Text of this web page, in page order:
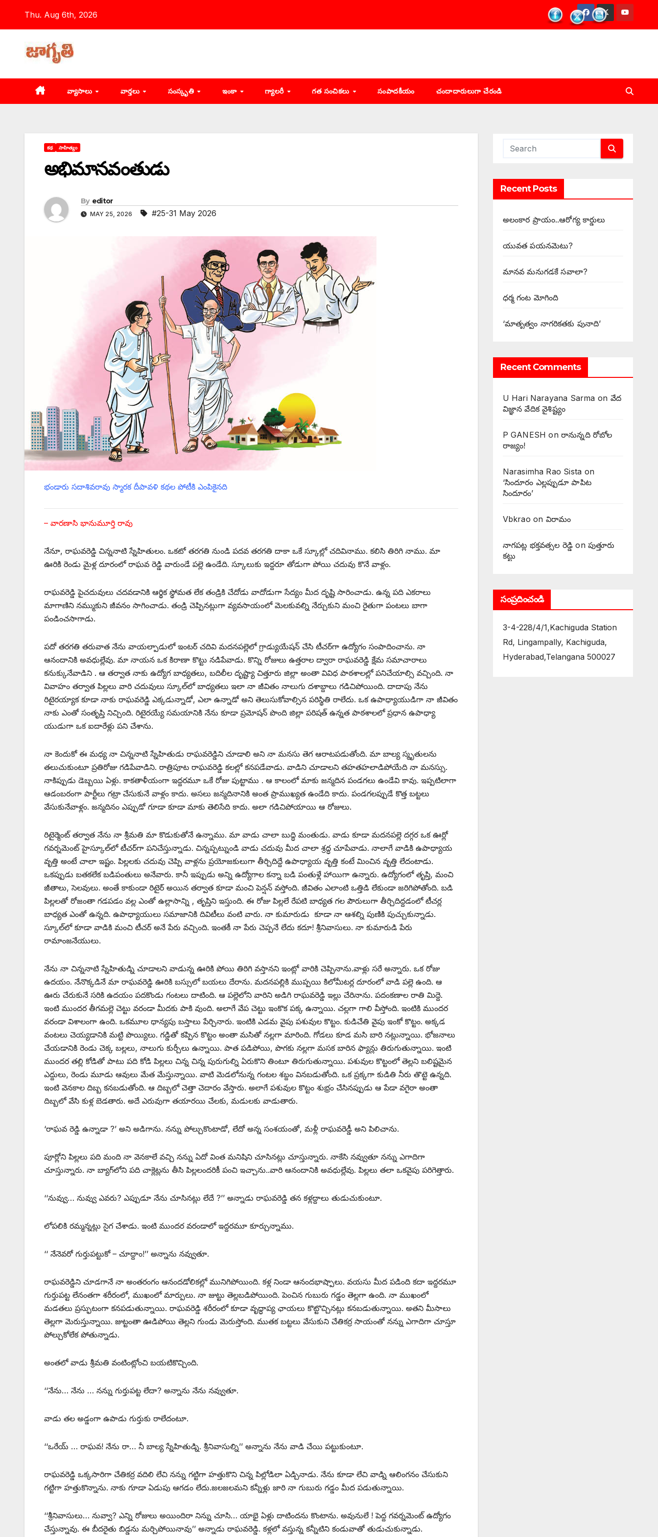
Thu. Aug 6th, 2026
వ్యాసాలు వార్తలు సంస్కృతి ఇంకా గ్యాలరీ గత సంచికలు సంపాదకీయం చందాదారులుగా చేరండి
కథ సాహిత్యం
అభిమానవంతుడు
By editor
MAY 25, 2026 #25-31 May 2026
భండారు సదాశివరావు స్మారక దీపావళి కథల పోటీకి ఎంపికైనది
– ‌వారణాసి భానుమూర్తి రావు
నేనూ, రాఘవరెడ్డి చిన్ననాటి స్నేహితులం. ఒకటో తరగతి నుండి పదవ తరగతి దాకా ఒకే స్కూల్లో చదివినాము. కలిసి తిరిగి నాము. మా
ఊరికి రెండు మైళ్ల దూరంలో రాఘవ రెడ్డి వారుండే పల్లె ఉండేది. స్కూలుకు ఇద్దరూ తోడుగా పోయి చదువు కొనే వాళ్లం.
రాఘవరెడ్డి పైచదువులు చదవడానికి ఆర్థిక స్థోమత లేక తండ్రికి చేదోడు వాదోడుగా సేద్యం మీద దృష్టి సారించాడు. ఉన్న పది ఎకరాలు
మాగాణిని నమ్ముకుని జీవనం సాగించాడు. తండ్రి చెప్పినట్లుగా వ్యవసాయంలో మెలకువల్ని నేర్చుకుని మంచి రైతుగా పంటలు బాగా
పండించసాగాడు.
పదో తరగతి తరువాత నేను వాయల్పాడులో ఇంటర్‌ ‌చదివి మదనపల్లెలో గ్రాడ్యుయేషన్‌ ‌చేసి టీచర్‌గా ఉద్యోగం సంపాదించాను. నా
ఆనందానికి అవధుల్లేవు. మా నాయన ఒక కిరాణా కొట్టు నడిపేవాడు. కొన్ని రోజులు ఉత్తరాల ద్వారా రాఘవరెడ్డి క్షేమ సమాచారాలు
కనుక్కునేవాడిని . ఆ తర్వాత నాకు ఉద్యోగ బాధ్యతలు, బదిలీల దృష్ట్యా చిత్తూరు జిల్లా అంతా వివిధ పాఠశాలల్లో పనిచేయాల్సి వచ్చింది. నా
వివాహం తర్వాత పిల్లలు వారి చదువులు స్కూల్‌లో బాధ్యతలు ఇలా నా జీవితం నాలుగు దశాబ్దాలు గడిచిపోయింది. దాదాపు నేను
రిటైరయ్యాక కూడా నాకు రాఘవరెడ్డి ఎక్కడున్నాడో, ఎలా ఉన్నాడో అని తెలుసుకోవాల్సిన పరిస్థితి రాలేదు. ఒక ఉపాధ్యాయుడిగా నా జీవితం
నాకు ఎంతో సంతృప్తి నిచ్చింది. రిటైరయ్యే సమయానికి నేను కూడా ప్రమోషన్‌ ‌పొంది జిల్లా పరిషత్‌ ఉన్నత పాఠశాలలో ప్రధాన ఉపాధ్యా
యుడుగా ఒక ఐదారేళ్లు పని చేశాను.
నా కెందుకో ఈ మధ్య నా చిన్ననాటి స్నేహితుడు రాఘవరెడ్డిని చూడాలి అని నా మనసు తెగ ఆరాటపడుతోంది. మా బాల్య స్మృతులను
తలుచుకుంటూ ప్రతిరోజు గడిపేవాడిని. రాత్రిపూట రాఘవరెడ్డి కలల్లో కనపడేవాడు. వాడిని చూడాలని తహతహలాడిపోయేది నా మనస్సు.
నాకిప్పుడు డెబ్బయి ఏళ్లు. కాకతాళీయంగా ఇద్దరమూ ఒకే రోజు పుట్టాము . ఆ కాలంలో మాకు జన్మదిన పండగలు ఉండేవి కావు. ఇప్పటిలాగా
ఆడంబరంగా పార్టీలు గట్రా చేసుకునే వాళ్లం కాదు. అసలు జన్మదినానికి అంత ప్రాముఖ్యత ఉండేది కాదు. పండగలప్పుడే కొత్త బట్టలు
వేసుకునేవాళ్లం. జన్మదినం ఎప్పుడో గూడా కూడా మాకు తెలిసేది కాదు. అలా గడిచిపోయాయి ఆ రోజులు.
రిటైర్మెంట్‌ ‌తర్వాత నేను నా శ్రీమతి మా కొడుకుతోనే ఉన్నాము. మా వాడు చాలా బుద్ధి మంతుడు. వాడు కూడా మదనపల్లె దగ్గర ఒక ఊర్లో
గవర్నమెంట్‌ ‌హైస్కూల్‌లో టీచర్‌గా పనిచేస్తున్నాడు. చిన్నప్పట్నుండి వాడు చదువు మీద చాలా శ్రద్ధ చూపేవాడు. నాలాగే వాడికి ఉపాధ్యాయ
వృత్తి అంటే చాలా ఇష్టం. పిల్లలకు చదువు చెప్పి వాళ్లను ప్రయోజకులుగా తీర్చిదిద్దే ఉపాధ్యాయ వృత్తి కంటే మించిన వృత్తి లేదంటాడు.
ఒకప్పుడు బతకలేక బడిపంతులు అనేవారు. కానీ ఇప్పుడు అన్ని ఉద్యోగాల కన్నా బడి పంతుళ్లే హాయిగా ఉన్నారు. ఉద్యోగంలో తృప్తి, మంచి
జీతాలు, సెలవులు. అంతే కాకుండా రిటైర్‌ అయిన తర్వాత కూడా మంచి పెన్షన్‌ ‌వస్తోంది. జీవితం ఎలాంటి ఒత్తిడి లేకుండా జరిగిపోతోంది. బడి
పిల్లలతో రోజంతా గడపడం వల్ల ఎంతో ఉల్లాసాన్ని , తృప్తిని ఇస్తుంది. ఈ రోజు పిల్లలే రేపటి బాధ్యత గల పౌరులుగా తీర్చిదిద్దడంలో టీచర్ల
బాధ్యత ఎంతో ఉన్నది. ఉపాధ్యాయులు సమాజానికి దివిటీలు వంటి వారు. నా కుమారుడు కూడా నా ఆశల్ని పుణికి పుచ్చుకున్నాడు.
స్కూల్‌లో కూడా వాడికి మంచి టీచర్‌ అనే పేరు వచ్చింది. ఇంతకీ నా పేరు చెప్పనే లేదు కదూ! శ్రీనివాసులు. నా కుమారుడి పేరు
రామాంజనేయులు.
నేను నా చిన్ననాటి స్నేహితుడ్ని చూడాలని వాడున్న ఊరికి పోయి తిరిగి వస్తానని ఇంట్లో వారికి చెప్పినాను.వాళ్లు సరే అన్నారు. ఒక రోజు
ఉదయం. నేనొక్కడినే మా రాఘవరెడ్డి ఊరికి బస్సులో బయలు దేరాను. మదనపల్లికి ముప్పయి కిలోమీటర్ల దూరంలో వాడి పల్లె ఉంది. ఆ
ఊరు చేరుకునే సరికి ఉదయం పదకొండు గంటలు దాటింది. ఆ పల్లెలోని వారిని అడిగి రాఘవరెడ్డి ఇల్లు చేరినాను. పదంకణాల రాతి మిద్దె.
ఇంటి ముందర తీగమల్లె చెట్టు వరండా మీదకు పాకి వుంది. అలాగే వేప చెట్టు ఇంకొక పక్క ఉన్నాయి. చల్లగా గాలి వీస్తోంది. ఇంటికి ముందర
వరండా విశాలంగా ఉంది. ఒకమూల ధాన్యపు బస్తాలు పేర్చినారు. ఇంటికి ఎడమ వైపు పశువుల కొట్టం. కుడిచేతి వైపు ఇంకో కొట్టం. అక్కడ
వంటలు చెయ్యడానికి మట్టి పొయ్యిలు. గడ్డితో కప్పిన కొట్టం అంతా మసితో నల్లగా మారింది. గోడలు కూడ మసి బారి నట్లున్నాయి. భోజనాలు
చేయడానికి రెండు చెక్క బల్లలు, నాలుగు కుర్చీలు ఉన్నాయి. పాత పడిపోయి, పొగకు నల్లగా మసక బారిన ఫ్యాన్లు తిరుగుతున్నాయి. ఇంటి
ముందర తల్లి కోడితో పాటు పది కోడి పిల్లలు చిన్న చిన్న పురుగుల్ని ఏరుకొని తింటూ తిరుగుతున్నాయి. పశువుల కొట్టంలో తెల్లని బలిష్టమైన
ఎద్దులు, రెండు మూడు ఆవులు మేత మేస్తున్నాయి. వాటి మెడలోనున్న గంటల శబ్దం వినబడుతోంది. ఒక ప్రక్కగా కుడితి నీరు తొట్టె ఉన్నది.
ఇంటి వెనకాల దిబ్బ కనబడుతోంది. ఆ దిబ్బలో చెత్తా చెదారం వేస్తారు. అలాగే పశువుల కొట్టం శుభ్రం చేసినప్పుడు ఆ పేడా వగైరా అంతా
దిబ్బలో వేసి కుళ్ల బెడతారు. అదే ఎరువుగా తయారయి చేలకు, మడులకు వాడుతారు.
‘రాఘవ రెడ్డి ఉన్నాడా ?’ అని అడిగాను. నన్ను పోల్చుకొంటాడో, లేదో అన్న సంశయంతో, మళ్లీ రాఘవరెడ్డీ అని పిలిచాను.
పూర్లోని పిల్లలు పది మంది నా వెనకాలే వచ్చి నన్ను ఏదో వింత మనిషిని చూసినట్లు చూస్తున్నారు. నాకేసి నవ్వుతూ నన్ను ఎగాదిగా
చూస్తున్నారు. నా బ్యాగ్‌లోని పది చాక్లెట్లను తీసి పిల్లలందరికీ పంచి ఇచ్చాను..వారి ఆనందానికి అవధుల్లేవు. పిల్లలు తలా ఒకవైపు పరిగెత్తారు.
‘‘నువ్వు… నువ్వు ఎవరు? ఎప్పుడూ నేను చూసినట్లు లేదే ?’’ అన్నాడు రాఘవరెడ్డి తన కళ్లద్దాలు తుడుచుకుంటూ.
లోపలికి రమ్మన్నట్లు సైగ చేశాడు. ఇంటి ముందర వరండాలో ఇద్దరమూ కూర్చున్నాము.
‘‘ నేనెవరో గుర్తుపట్టుకో – చూద్దాం!’’ అన్నాను నవ్వుతూ.
రాఘవరెడ్డిని చూడగానే నా అంతరంగం ఆనందడోలికల్లో మునిగిపోయింది. కళ్ల నిండా ఆనందభాష్పాలు. వయసు మీద పడింది కదా ఇద్దరమూ
గుర్తుపట్ట లేనంతగా శరీరంలో, ముఖంలో మార్పులు. నా జుట్టు తెల్లబడిపోయింది. పెంచిన గుబురు గడ్డం తెల్లగా ఉంది. నా ముఖంలో
మడతలు ప్రస్ఫుటంగా కనపడుతున్నాయి. రాఘవరెడ్డి శరీరంలో కూడా వృద్ధాప్య ఛాయలు కొట్టొచ్చినట్లు కనబడుతున్నాయి. అతని మీసాలు
తెల్లగా మెరుస్తున్నాయి. జుట్టంతా ఊడిపోయి తెల్లని గుండు మెరుస్తోంది. ముతక బట్టలు వేసుకుని చేతికర్ర సాయంతో నన్ను ఎగాదిగా చూస్తూ
పోల్చుకోలేక పోతున్నాడు.
అంతలో వాడు శ్రీమతి వంటింట్లోంచి బయటికొచ్చింది.
‘‘నేను… నేను … నన్ను గుర్తుపట్ట లేదా? అన్నాను నేను నవ్వుతూ.
వాడు తల అడ్డంగా ఉపాడు గుర్తుకు రాలేదంటూ.
‘‘ఒరేయ్‌ … ‌రాఘవ! నేను రా… నీ బాల్య స్నేహితుడ్ని. శ్రీనివాసుల్ని’’ అన్నాను నేను వాడి చేయి పట్టుకుంటూ.
రాఘవరెడ్డి ఒక్కసారిగా చేతికర్ర వదిలి లేచి నన్ను గట్టిగా హత్తుకొని చిన్న పిల్లోడిలా ఏడ్చినాడు. నేను కూడా లేచి వాడ్ని ఆలింగనం చేసుకుని
గట్టిగా హత్తుకొన్నాను. నాకు గూడా ఏడుపు ఆగడం లేదు.జలజలమని కన్నీళ్లు జారి నా గుబురు గడ్డం మీద పడుతున్నాయి.
‘‘శ్రీనివాసులు… నువ్వా? ఎన్ని రోజులు అయిందిరా నిన్ను చూసి… యాభై ఏళ్లు దాటిందను కొంటాను. అవునులే ! పెద్ద గవర్నమెంట్‌ ఉద్యోగం
చేస్తున్నావు. ఈ బీదరైతు బిడ్డను మర్చిపోయినావు’’ అన్నాడు రాఘవరెడ్డి. కళ్లలో వస్తున్న కన్నీటిని కండువాతో తుడుచుకున్నాడు.
Recent Posts
అలంకార ప్రాయం..ఆరోగ్య కార్డులు
యువత పయనమెటు?
మానవ మనుగడకే సవాలా?
ధర్మ గంట మోగింది
‘మాతృత్వం నాగరికతకు పునాది’
Recent Comments
U Hari Narayana Sarma on వేద
విజ్ఞాన వేదిక వైశిష్ట్యం
P GANESH on ‌రానున్నది రోబోల
రాజ్యం!
Narasimha Rao Sista on
‘సిందూరం ఎల్లప్పుడూ పాపిట
సిందూరం’
Vbkrao on విరామం
నాగపట్ల భక్తవత్సల రెడ్డి on పుత్తూరు
కట్టు
సంప్రదించండి
3-4-228/4/1,Kachiguda Station
Rd, Lingampally, Kachiguda,
Hyderabad,Telangana 500027